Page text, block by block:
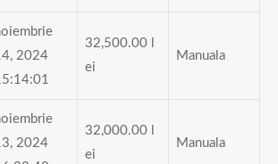
2024
32,500.00
ei
Manuala
2024
32,000.00
ei
Manuala